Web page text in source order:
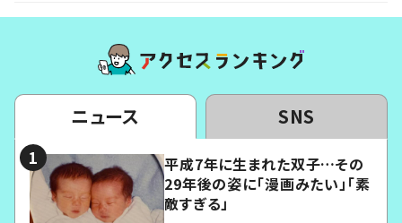
ニュース SNS
平成7年に生まれた双子…その
29年後の姿に「漫画みたい」「素
敵すぎる」